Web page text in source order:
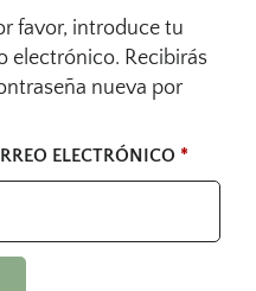
favor, introduce tu
electrónico. Recibirás
nueva por
ELECTRÓNICO *